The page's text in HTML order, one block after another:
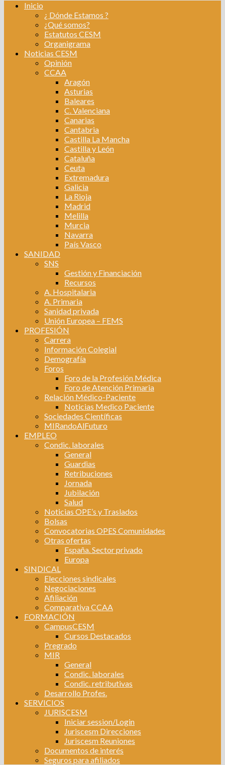
Inicio
¿ Dónde Estamos ?
¿Qué somos?
Estatutos CESM
Organigrama
Noticias CESM
Opinión
CCAA
Aragón
Asturias
Baleares
C. Valenciana
Canarias
Cantabria
Castilla La Mancha
Castilla y León
Cataluña
Ceuta
Extremadura
Galicia
La Rioja
Madrid
Melilla
Murcia
Navarra
País Vasco
SANIDAD
SNS
Gestión y Financiación
Recursos
A. Hospitalaria
A. Primaria
Sanidad privada
Unión Europea – FEMS
PROFESIÓN
Carrera
Información Colegial
Demografía
Foros
Foro de la Profesión Médica
Foro de Atención Primaria
Relación Médico-Paciente
Noticias Medico Paciente
Sociedades Científicas
MIRandoAlFuturo
EMPLEO
Condic. laborales
General
Guardias
Retribuciones
Jornada
Jubilación
Salud
Noticias OPE’s y Traslados
Bolsas
Convocatorias OPES Comunidades
Otras ofertas
España. Sector privado
Europa
SINDICAL
Elecciones sindicales
Negociaciones
Afiliación
Comparativa CCAA
FORMACIÓN
CampusCESM
Cursos Destacados
Pregrado
MIR
General
Condic. laborales
Condic. retributivas
Desarrollo Profes.
SERVICIOS
JURISCESM
Iniciar session/Login
Juriscesm Direcciones
Juriscesm Reuniones
Documentos de interés
Seguros para afiliados